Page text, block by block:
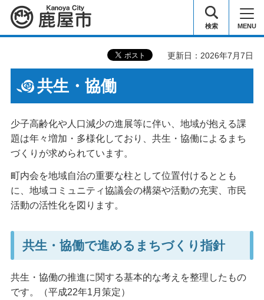
鹿屋市 検索 MENU
更新日：2026年7月7日
共生・協働
少子高齢化や人口減少の進展等に伴い、地域が抱える課
題は年々増加・多様化しており、共生・協働によるまち
づくりが求められています。
町内会を地域自治の重要な柱として位置付けるととも
に、地域コミュニティ協議会の構築や活動の充実、市民
活動の活性化を図ります。
共生・協働で進めるまちづくり指針
共生・協働の推進に関する基本的な考えを整理したもの
です。（平成22年1月策定）